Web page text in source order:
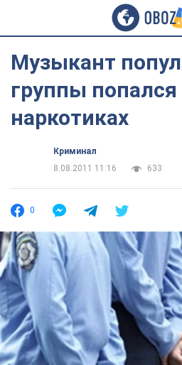
Музыкант
группы попался
наркотиках
Криминал
8.08.2011 11:16
633
0